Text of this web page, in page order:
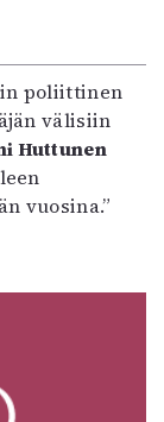
poliittinen
välisiin
Huttunen
vuosina.”